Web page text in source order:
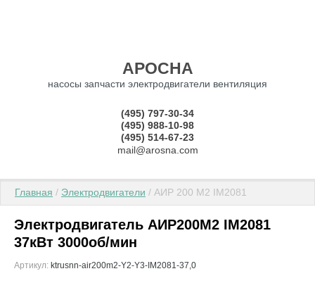
АРОСНА
насосы запчасти электродвигатели вентиляция
(495) 797-30-34
(495) 988-10-98
(495) 514-67-23
mail@arosna.com
Главная / Электродвигатели / АИР 200 М2 IM2081
Электродвигатель АИР200М2 IM2081
37кВт 3000об/мин
Артикул: ktrusnn-air200m2-Y2-Y3-IM2081-37,0